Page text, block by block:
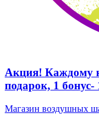
Акция! Каждому
подарок, 1 бонус-
Магазин воздушных